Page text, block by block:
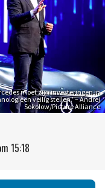
moet zijn investeringen in
veilig stellen.’ – Andrej
Sokolow/Picture Alliance
15:18